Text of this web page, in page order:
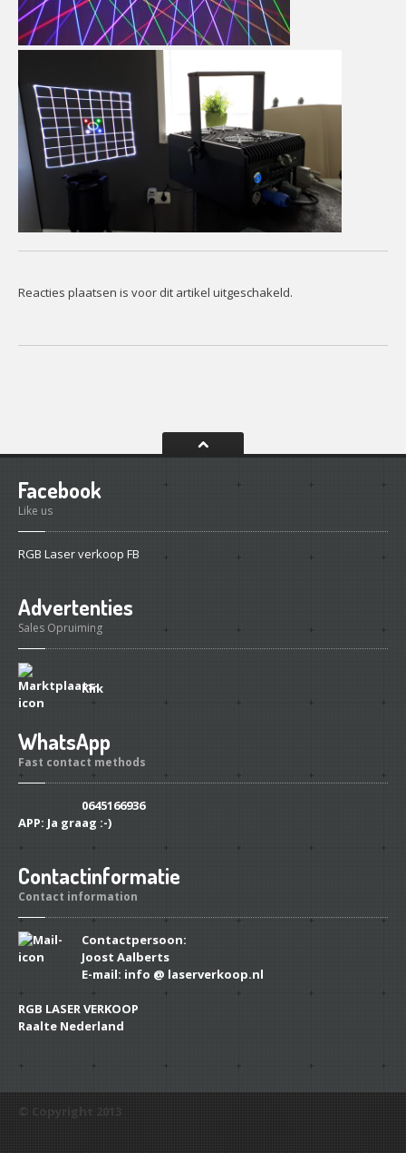
Reacties plaatsen is voor dit artikel uitgeschakeld.
Facebook
Like us
RGB Laser verkoop FB
Advertenties
Sales Opruiming
Klik
WhatsApp
Fast contact methods
0645166936
APP: Ja graag :-)
Contactinformatie
Contact information
Contactpersoon:
Joost Aalberts
E-mail: info @ laserverkoop.nl
RGB LASER VERKOOP
Raalte Nederland